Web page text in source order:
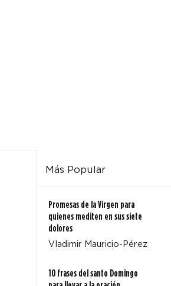
Más Popular
Promesas de la Virgen para
quienes mediten en sus siete
dolores
Vladimir Mauricio-Pérez
10 frases del santo Domingo